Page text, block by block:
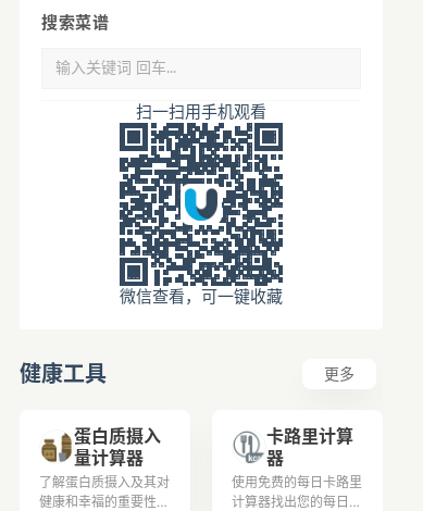
搜索菜谱
扫一扫用手机观看
微信查看，可一键收藏
健康工具 更多
蛋白质摄入
量计算器
了解蛋白质摄入及其对
健康和幸福的重要性。
卡路里计算
器
使用免费的每日卡路里
计算器找出您的每日卡